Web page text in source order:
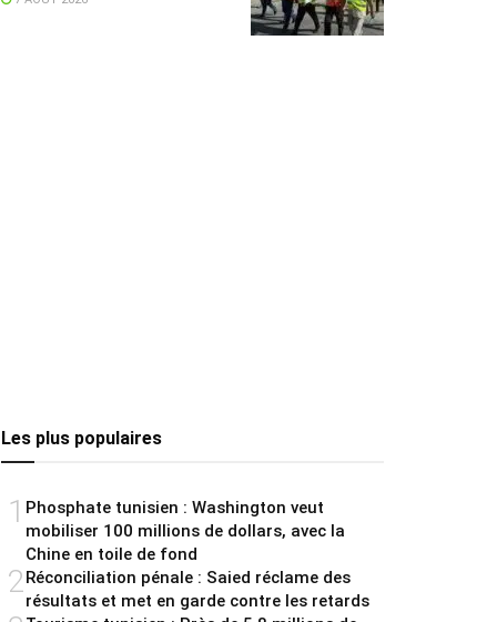
Les plus populaires
1 Phosphate tunisien : Washington veut
mobiliser 100 millions de dollars, avec la
Chine en toile de fond
2Réconciliation pénale : Saied réclame des
résultats et met en garde contre les retards